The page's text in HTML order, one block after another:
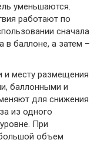
уменьшаются.
работают по
сначала
в баллоне, а затем –
и месту размещения
баллонными и
для снижения
из одного
При
объем